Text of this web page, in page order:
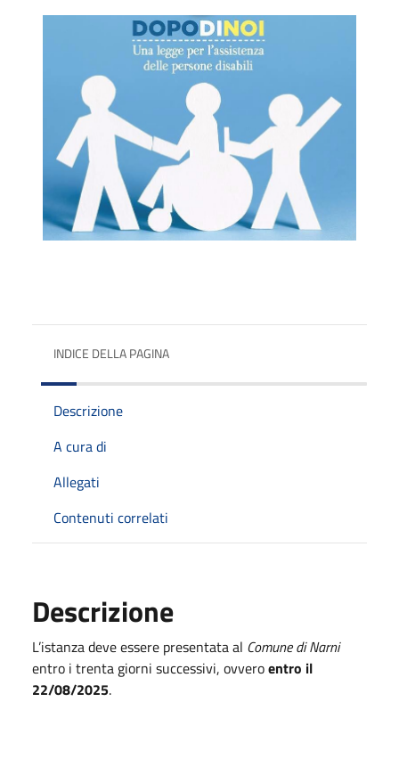
INDICE DELLA PAGINA
Descrizione
A cura di
Allegati
Contenuti correlati
Descrizione
L’istanza deve essere presentata al Comune di Narni
entro i trenta giorni successivi, ovveroentro il
22/08/2025.